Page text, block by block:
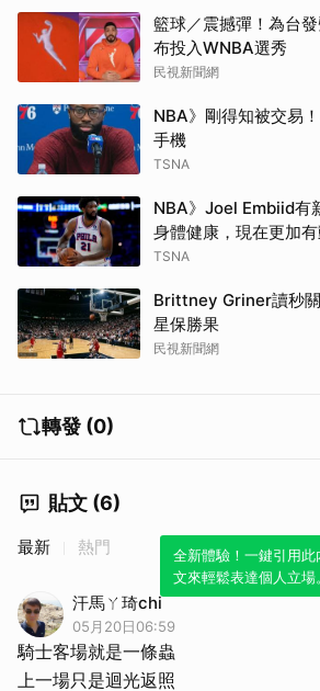
籃球／震撼彈！為台
布投入WNBA選秀
民視新聞網
NBA》剛得知被交易
手機
TSNA
NBA》Joel Embiid有
身體健康，現在更加有
TSNA
Brittney Griner讀秒
星保勝果
民視新聞網
轉發 (0)
貼文 (6)
全新體驗！一鍵引用
文來輕鬆表達個人立場。
最新 熱門
汗馬ㄚ琦chi
05月20日06:59
騎士客場就是一條蟲
上一場只是迴光返照
取消